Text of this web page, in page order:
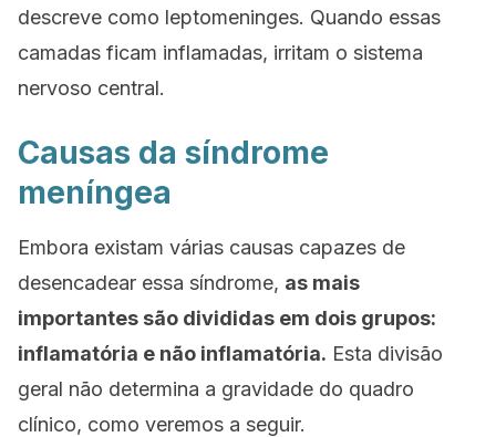
descreve como leptomeninges. Quando essas
camadas ficam inflamadas, irritam o sistema
nervoso central.
Causas da síndrome
meníngea
Embora existam várias causas capazes de
desencadear essa síndrome, as mais
importantes são divididas em dois grupos:
inflamatória e não inflamatória. Esta divisão
geral não determina a gravidade do quadro
clínico, como veremos a seguir.